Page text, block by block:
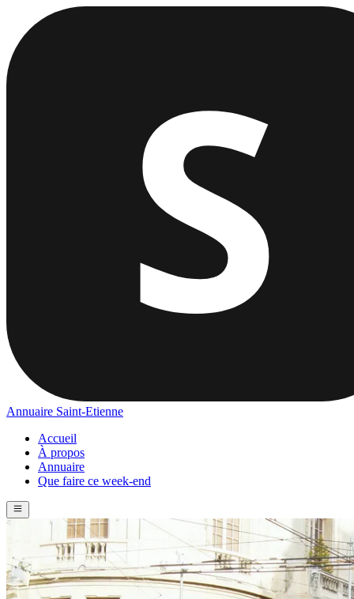
Annuaire Saint-Etienne
Accueil
À propos
Annuaire
Que faire ce week-end